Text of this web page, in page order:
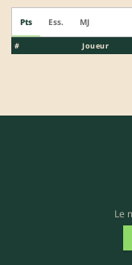
Pts Ess. MJ
# Joueur
Le